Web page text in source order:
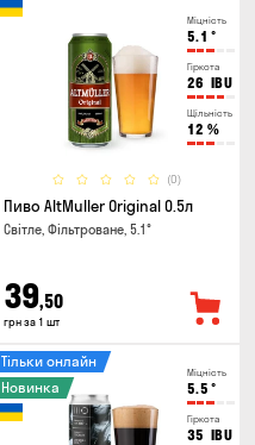
Міцність
5.1 °
Гіркота
26 IBU
Щільність
12 %
(0)
Пиво AltMuller Original 0.5л
Світле, Фільтроване, 5.1°
39,50
грн за 1 шт
Міцність
5.5 °
Гіркота
35 IBU
Тільки онлайн
Новинка